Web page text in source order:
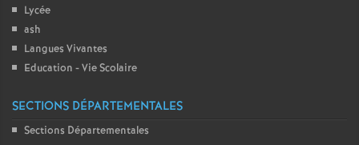
Lycée
ash
Langues Vivantes
Education - Vie Scolaire
SECTIONS DÉPARTEMENTALES
Sections Départementales